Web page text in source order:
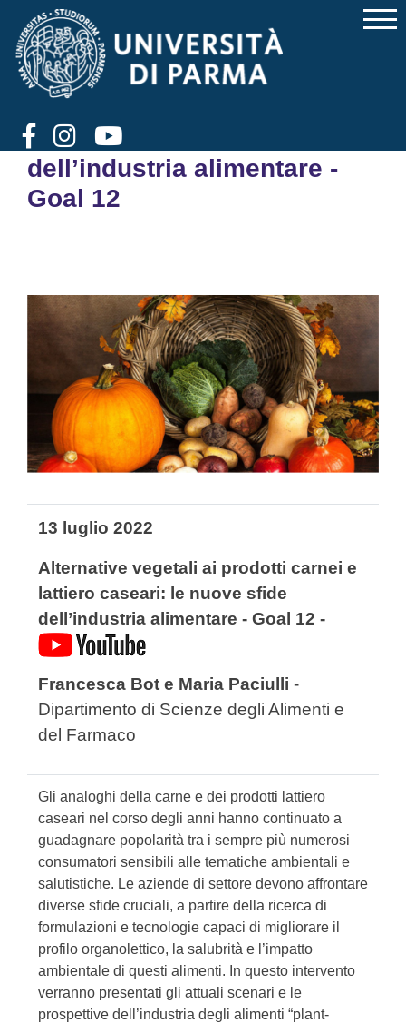
Alternative vegetali ai
prodotti carnei e lattiero
caseari: le nuove sfide
dell’industria alimentare -
Goal 12
13 luglio 2022
Alternative vegetali ai prodotti carnei e
lattiero caseari: le nuove sfide
dell’industria alimentare - Goal 12 -
Francesca Bot e Maria Paciulli -
Dipartimento di Scienze degli Alimenti e
del Farmaco
Gli analoghi della carne e dei prodotti lattiero
caseari nel corso degli anni hanno continuato a
guadagnare popolarità tra i sempre più numerosi
consumatori sensibili alle tematiche ambientali e
salutistiche. Le aziende di settore devono affrontare
diverse sfide cruciali, a partire della ricerca di
formulazioni e tecnologie capaci di migliorare il
profilo organolettico, la salubrità e l’impatto
ambientale di questi alimenti. In questo intervento
verranno presentati gli attuali scenari e le
prospettive dell’industria degli alimenti “plant-